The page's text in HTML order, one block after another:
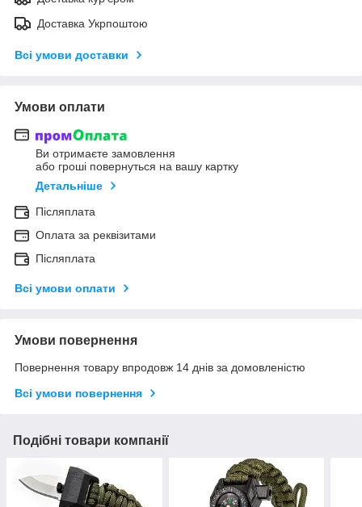
Доставка Укрпоштою
Всі умови доставки
Умови оплати
Ви отримаєте замовлення
або гроші повернуться на вашу картку
Детальніше
Післяплата
Оплата за реквізитами
Післяплата
Всі умови оплати
Умови повернення
Повернення товару впродовж 14 днів за домовленістю
Всі умови повернення
Подібні товари компанії